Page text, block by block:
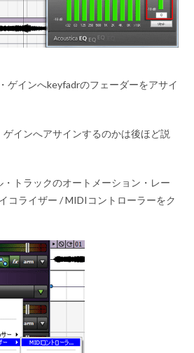
ゲインへkeyfadrのフェーダーをアサイ
インへアサインするのかは後ほど説
トラックのオートメーション・レー
コライザー / MIDIコントローラーをク